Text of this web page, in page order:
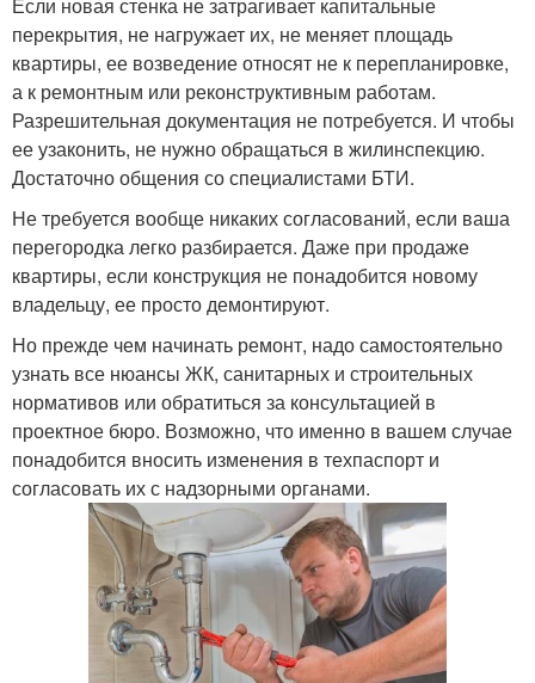
перекрытия, не нагружает их, не меняет площадь
квартиры, ее возведение относят не к перепланировке,
а к ремонтным или реконструктивным работам.
Разрешительная документация не потребуется. И чтобы
ее узаконить, не нужно обращаться в жилинспекцию.
Достаточно общения со специалистами БТИ.
Не требуется вообще никаких согласований, если ваша
перегородка легко разбирается. Даже при продаже
квартиры, если конструкция не понадобится новому
владельцу, ее просто демонтируют.
Но прежде чем начинать ремонт, надо самостоятельно
узнать все нюансы ЖК, санитарных и строительных
нормативов или обратиться за консультацией в
проектное бюро. Возможно, что именно в вашем случае
понадобится вносить изменения в техпаспорт и
согласовать их с надзорными органами.